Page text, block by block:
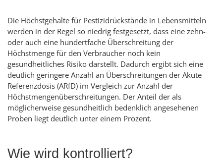
Die Höchstgehalte für Pestizidrückstände in Lebensmitteln
werden in der Regel so niedrig festgesetzt, dass eine zehn-
oder auch eine hundertfache Überschreitung der
Höchstmenge für den Verbraucher noch kein
gesundheitliches Risiko darstellt. Dadurch ergibt sich eine
deutlich geringere Anzahl an Überschreitungen der Akute
Referenzdosis (ARfD) im Vergleich zur Anzahl der
Höchstmengenüberschreitungen. Der Anteil der als
möglicherweise gesundheitlich bedenklich angesehenen
Proben liegt deutlich unter einem Prozent.
Wie wird kontrolliert?